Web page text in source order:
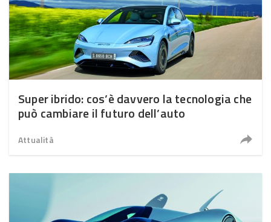
Super ibrido: cos’è davvero la tecnologia che
può cambiare il futuro dell’auto
Attualità